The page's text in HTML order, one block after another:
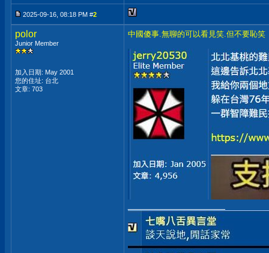
2025-09-16, 08:18 PM #2
polor
Junior Member
加入日期: May 2001
您的住址: 台北
文章: 703
中國傻事.無聊的可以看見笑.但不要恥笑